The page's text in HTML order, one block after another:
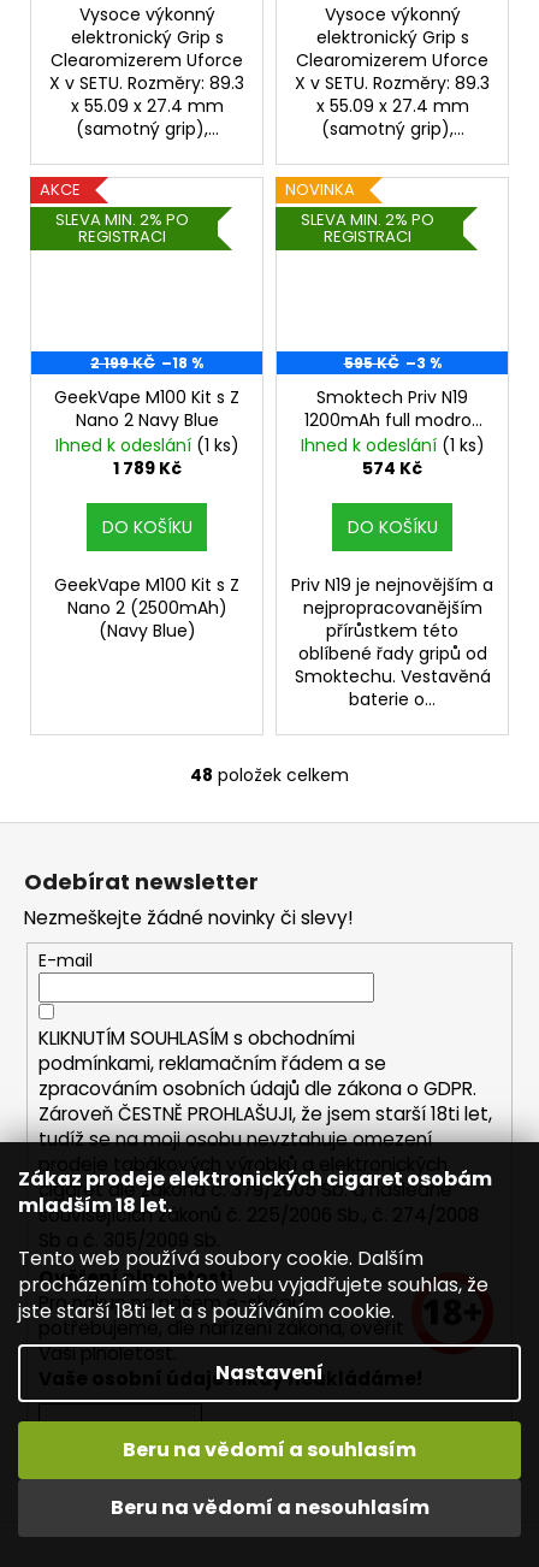
Zákaz prodeje elektronických cigaret osobám
mladším 18 let.
Tento web používá soubory cookie. Dalším
procházením tohoto webu vyjadřujete souhlas, že
jste starší 18ti let a s používáním cookie.
Nastavení
Beru na vědomí a nesouhlasím
Beru na vědomí a souhlasím
Vysoce výkonný
elektronický Grip s
Clearomizerem Uforce
X v SETU. Rozměry: 89.3
x 55.09 x 27.4 mm
(samotný grip),...
Vysoce výkonný
elektronický Grip s
Clearomizerem Uforce
X v SETU. Rozměry: 89.3
x 55.09 x 27.4 mm
(samotný grip),...
AKCE
SLEVA MIN. 2% PO
REGISTRACI
2 199 KČ –18 %
GeekVape M100 Kit s Z
Nano 2 Navy Blue
Ihned k odeslání (1 ks)
1 789 Kč
DO KOŠÍKU
GeekVape M100 Kit s Z
Nano 2 (2500mAh)
(Navy Blue)
NOVINKA
SLEVA MIN. 2% PO
REGISTRACI
595 KČ –3 %
Smoktech Priv N19
1200mAh full modro/
černá
Ihned k odeslání (1 ks)
574 Kč
DO KOŠÍKU
Priv N19 je nejnovějším a
nejpropracovanějším
přírůstkem této
oblíbené řady gripů od
Smoktechu. Vestavěná
baterie o...
O
v
a
c
í
p
r
v
k
y
v
p
u
48 položek celkem
Odebírat newsletter
Nezmeškejte žádné novinky či slevy!
E-mail
KLIKNUTÍM SOUHLASÍM s obchodními
podmínkami,reklamačním řádem a se
zpracováním osobních údajů dle zákona oGDPR.
Zároveň ČESTNĚ PROHLAŠUJI, že jsem starší 18ti let,
tudíž se na moji osobu nevztahuje omezení
prodeje tabákových výrobků a elektronických
cigaret dle zákona č. 379/2005 Sb. a následně
souvisejících zákonů č. 225/2006 Sb., č. 274/2008
Ověření plnoletosti
Pro nákup na našem e-shopu
potřebujeme, dle nařízení zákona, ověřit
Vaši plnoletost.
Vaše osobní údaje nikdy neukládáme!
PŘIHLÁSIT SE